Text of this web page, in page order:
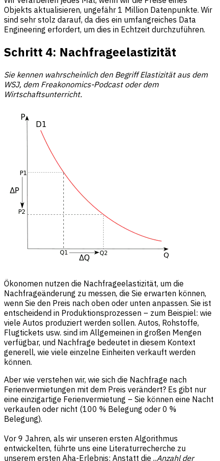
Objekts aktualisieren, ungefähr 1 Million Datenpunkte. Wir
sind sehr stolz darauf, da dies ein umfangreiches Data
Engineering erfordert, um dies in Echtzeit durchzuführen.
Schritt 4: Nachfrageelastizität
Sie kennen wahrscheinlich den Begriff Elastizität aus dem
WSJ, dem Freakonomics-Podcast oder dem
Wirtschaftsunterricht.
Ökonomen nutzen die Nachfrageelastizität, um die
Nachfrageänderung zu messen, die Sie erwarten können,
wenn Sie den Preis nach oben oder unten anpassen. Sie ist
entscheidend in Produktionsprozessen – zum Beispiel: wie
viele Autos produziert werden sollen. Autos, Rohstoffe,
Flugtickets usw. sind im Allgemeinen in großen Mengen
verfügbar, und Nachfrage bedeutet in diesem Kontext
generell, wie viele einzelne Einheiten verkauft werden
können.
Aber wie verstehen wir, wie sich die Nachfrage nach
Ferienvermietungen mit dem Preis verändert? Es gibt nur
eine einzigartige Ferienvermietung – Sie können eine Nacht
verkaufen oder nicht (100 % Belegung oder 0 %
Belegung).
Vor 9 Jahren, als wir unseren ersten Algorithmus
entwickelten, führte uns eine Literaturrecherche zu
unserem ersten Aha-Erlebnis: Anstatt die „Anzahl der